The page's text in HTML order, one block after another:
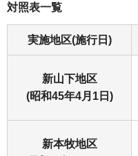
対照表一覧
実施地区(施行日)
新山下地区
(昭和45年4月1日)
新本牧地区